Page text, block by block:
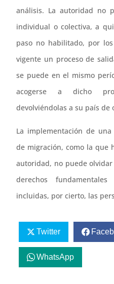
análisis. La autoridad no
individual o colectiva, a
paso no habilitado, por
vigente un proceso de
se puede en el mismo
acogerse a dicho
devolviéndolas a su país de
La implementación de
de migración, como la que
autoridad, no puede
derechos
incluidas, por cierto, las
Twitter
WhatsApp